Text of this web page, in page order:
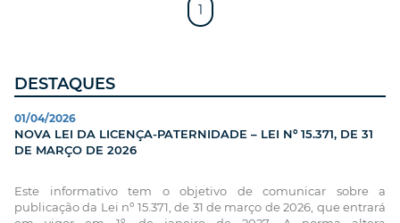
1
DESTAQUES
01/04/2026
NOVA LEI DA LICENÇA-PATERNIDADE – LEI Nº 15.371, DE 31
DE MARÇO DE 2026
Este informativo tem o objetivo de comunicar sobre a
publicação da Lei nº 15.371, de 31 de março de 2026, que entrará